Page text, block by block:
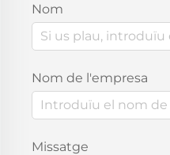
Nom
Nom de l'empresa
Missatge